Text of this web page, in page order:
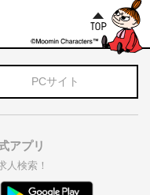
PCサイト
アプリ
人検索！